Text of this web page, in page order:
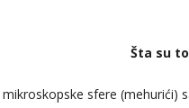
Šta su
sfere (mehurići)